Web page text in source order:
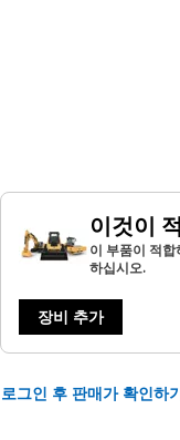
이것이
이 부품이 적
하십시오.
장비 추가
로그인 후 판매가 확인하